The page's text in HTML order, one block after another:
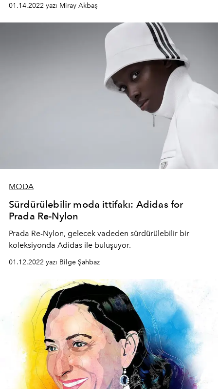
01.14.2022 yazı Miray Akbaş
MODA
Sürdürülebilir moda ittifakı: Adidas for
Prada Re-Nylon
Prada Re-Nylon, gelecek vadeden sürdürülebilir bir
koleksiyonda Adidas ile buluşuyor.
01.12.2022 yazı Bilge Şahbaz